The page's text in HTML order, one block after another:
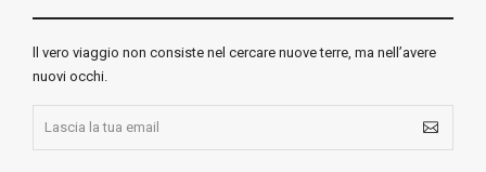
ll vero viaggio non consiste nel cercare nuove terre, ma nell’avere
nuovi occhi.